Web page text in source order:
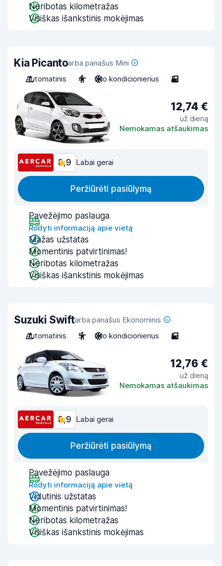
Neribotas kilometražas
Visiškas išankstinis mokėjimas
Kia Picantoarba panašus Mini
Automatinis
4 Oro kondicionierius 3
12,74 €
už dieną
Nemokamas atšaukimas
8,9 Labai gerai
Peržiūrėti pasiūlymą
Pavežėjimo paslauga
Rodyti informaciją apie vietą
Mažas užstatas
Momentinis patvirtinimas!
Neribotas kilometražas
Visiškas išankstinis mokėjimas
Suzuki Swiftarba panašus Ekonominis
Automatinis
5 Oro kondicionierius 5
12,76 €
už dieną
Nemokamas atšaukimas
8,9 Labai gerai
Peržiūrėti pasiūlymą
Pavežėjimo paslauga
Rodyti informaciją apie vietą
Vidutinis užstatas
Momentinis patvirtinimas!
Neribotas kilometražas
Visiškas išankstinis mokėjimas